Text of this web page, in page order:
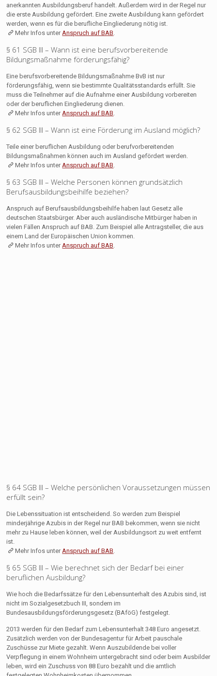
anerkannten Ausbildungsberuf handelt. Außerdem wird in der Regel nur
die erste Ausbildung gefördert. Eine zweite Ausbildung kann gefördert
werden, wenn es für die berufliche Eingliederung nötig ist.
Mehr Infos unterAnspruch auf BAB.
§ 61 SGB III – Wann ist eine berufsvorbereitende
Bildungsmaßnahme förderungsfähig?
Eine berufsvorbereitende Bildungsmaßnahme BvB ist nur
förderungsfähig, wenn sie bestimmte Qualitätsstandards erfüllt. Sie
muss die Teilnehmer auf die Aufnahme einer Ausbildung vorbereiten
oder der beruflichen Eingliederung dienen.
Mehr Infos unterAnspruch auf BAB.
§ 62 SGB III – Wann ist eine Förderung im Ausland möglich?
Teile einer beruflichen Ausbildung oder berufvorbereitenden
Bildungsmaßnahmen können auch im Ausland gefördert werden.
Mehr Infos unterAnspruch auf BAB.
§ 63 SGB III – Welche Personen können grundsätzlich
Berufsausbildungsbeihilfe beziehen?
Anspruch auf Berufsausbildungsbeihilfe haben laut Gesetz alle
deutschen Staatsbürger. Aber auch ausländische Mitbürger haben in
vielen Fällen Anspruch auf BAB. Zum Beispiel alle Antragsteller, die aus
einem Land der Europäischen Union kommen.
Mehr Infos unterAnspruch auf BAB.
§ 64 SGB III – Welche persönlichen Voraussetzungen müssen
erfüllt sein?
Die Lebenssituation ist entscheidend. So werden zum Beispiel
minderjährige Azubis in der Regel nur BAB bekommen, wenn sie nicht
mehr zu Hause leben können, weil der Ausbildungsort zu weit entfernt
ist.
Mehr Infos unterAnspruch auf BAB.
§ 65 SGB III – Wie berechnet sich der Bedarf bei einer
beruflichen Ausbildung?
Wie hoch die Bedarfssätze für den Lebensunterhalt des Azubis sind, ist
nicht im Sozialgesetzbuch III, sondern im
Bundesausbildungsförderungsgesetz (BAföG) festgelegt.
2013 werden für den Bedarf zum Lebensunterhalt 348 Euro angesetzt.
Zusätzlich werden von der Bundesagentur für Arbeit pauschale
Zuschüsse zur Miete gezahlt. Wenn Auszubildende bei voller
Verpflegung in einem Wohnheim untergebracht sind oder beim Ausbilder
leben, wird ein Zuschuss von 88 Euro bezahlt und die amtlich